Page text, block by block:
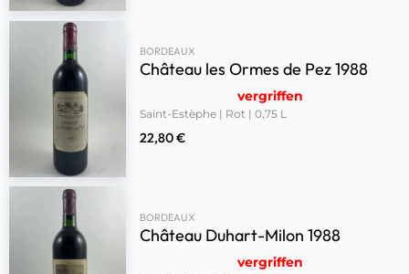
BORDEAUX
Château les Ormes de Pez 1988
vergriffen
Saint-Estèphe | Rot | 0,75 L
22,80€
BORDEAUX
Château Duhart-Milon 1988
vergriffen